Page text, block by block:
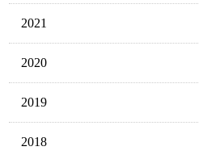
2021
2020
2019
2018